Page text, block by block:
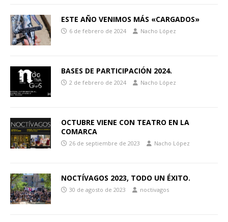
ESTE AÑO VENIMOS MÁS «CARGADOS»
6 de febrero de 2024 Nacho López
BASES DE PARTICIPACIÓN 2024.
2 de febrero de 2024 Nacho López
OCTUBRE VIENE CON TEATRO EN LA
COMARCA
26 de septiembre de 2023 Nacho López
NOCTÍVAGOS 2023, TODO UN ÉXITO.
30 de agosto de 2023 noctivagos